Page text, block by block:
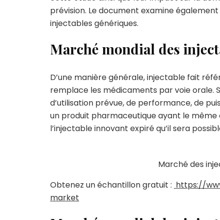
prévision. Le document examine
injectables génériques.
Marché mondial des
D’une manière générale, injectable fait
remplace les médicaments par voie orale.
d’utilisation prévue, de performance, de
un produit pharmaceutique ayant le même
l’injectable innovant expiré qu’il sera
Marché des injectables
Obtenez un échantillon gratuit : https://
market